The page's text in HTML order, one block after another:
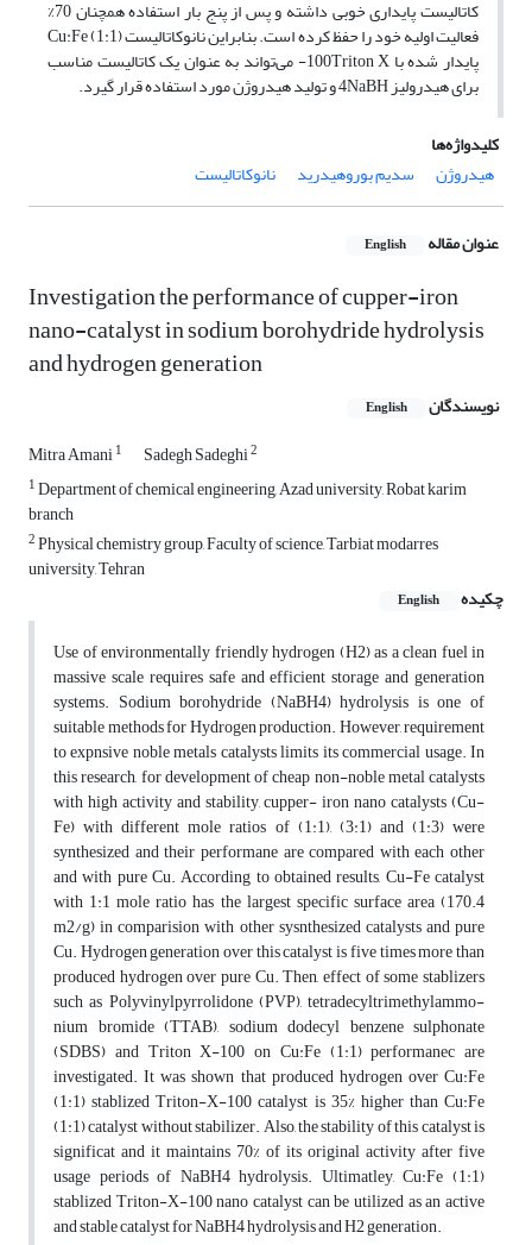
کاتالیست پایداری خوبی داشته و پس از پنج بار استفاده همچنان 70%
فعالیت اولیه خود را حفظ کرده است. بنابراین نانوکاتالیست (1:1) Cu:Fe
پایدار شده با 100Triton X- می‌تواند به عنوان یک کاتالیست مناسب
برای هیدرولیز 4NaBH و تولید هیدروژن مورد استفاده قرار گیرد.
کلیدواژه‌ها
هیدروژن
سدیم بوروهیدرید نانوکاتالیست
عنوان مقاله English
Investigation the performance of cupper-iron
nano-catalyst in sodium borohydride hydrolysis
and hydrogen generation
نویسندگان English
Mitra Amani1 Sadegh Sadeghi2
1Department of chemical engineering, Azad university, Robat karim
branch
2Physical chemistry group, Faculty of science, Tarbiat modarres
university, Tehran
چکیده
English
Use of environmentally friendly hydrogen (H2) as a clean fuel in
massive scale requires safe and efficient storage and generation
systems. Sodium borohydride (NaBH4) hydrolysis is one of
suitable methods for Hydrogen production. However, requirement
to expnsive noble metals catalysts limits its commercial usage. In
this research, for development of cheap non-noble metal catalysts
with high activity and stability, cupper- iron nano catalysts (Cu-
Fe) with different mole ratios of (1:1), (3:1) and (1:3) were
synthesized and their performane are compared with each other
and with pure Cu. According to obtained results, Cu-Fe catalyst
with 1:1 mole ratio has the largest specific surface area (170.4
m2/g) in comparision with other sysnthesized catalysts and pure
Cu. Hydrogen generation over this catalyst is five times more than
produced hydrogen over pure Cu. Then, effect of some stablizers
such as Polyvinylpyrrolidone (PVP), tetradecyltrimethylammo-
nium bromide (TTAB), sodium dodecyl benzene sulphonate
(SDBS) and Triton X-100 on Cu:Fe (1:1) performanec are
investigated. It was shown that produced hydrogen over Cu:Fe
(1:1) stablized Triton-X-100 catalyst is 35% higher than Cu:Fe
(1:1) catalyst without stabilizer. Also, the stability of this catalyst is
significat and it maintains 70% of its original activity after five
usage periods of NaBH4 hydrolysis. Ultimatley, Cu:Fe (1:1)
stablized Triton-X-100 nano catalyst can be utilized as an active
and stable catalyst for NaBH4 hydrolysis and H2 generation.